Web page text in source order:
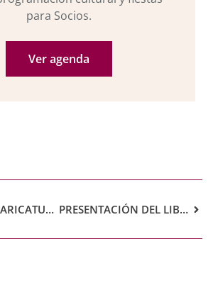
para Socios.
Ver agenda
EXPOSICIÓN CARICATURAS PRESENTACIÓN DEL LIBRO PENSADORAS PARA EL SIGLO XXI